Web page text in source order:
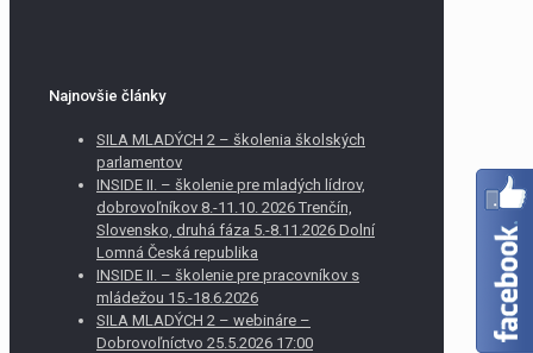
Najnovšie články
SILA MLADÝCH 2 – školenia školských
parlamentov
INSIDE II. – školenie pre mladých lídrov,
dobrovoľníkov 8.-11.10. 2026 Trenčín,
Slovensko, druhá fáza 5.-8.11.2026 Dolní
Lomná Česká republika
INSIDE II. – školenie pre pracovníkov s
mládežou 15.-18.6.2026
SILA MLADÝCH 2 – webináre –
Dobrovoľníctvo 25.5.2026 17:00